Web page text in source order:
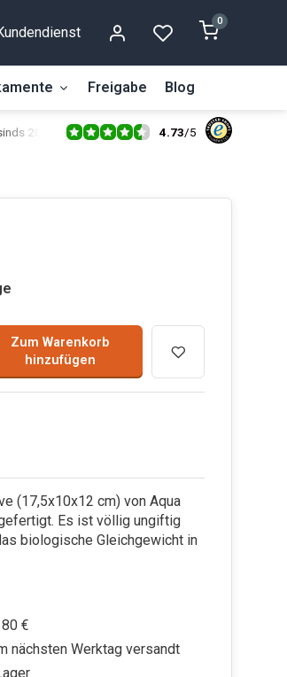
0
Freigabe Blog
2014 4.73/5
Zum Warenkorb
hinzufügen
(17,5x10x12 cm) von Aqua
Es ist völlig ungiftig
biologische Gleichgewicht in
€
nächsten Werktag versandt